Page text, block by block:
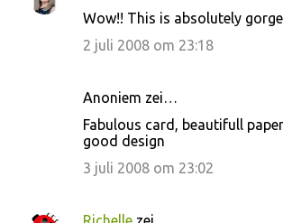
Wow!! This is absolutely
2 juli 2008 om 23:18
Anoniem zei…
Fabulous card, beautifull
good design
3 juli 2008 om 23:02